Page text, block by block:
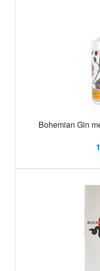
Bohemian Gin